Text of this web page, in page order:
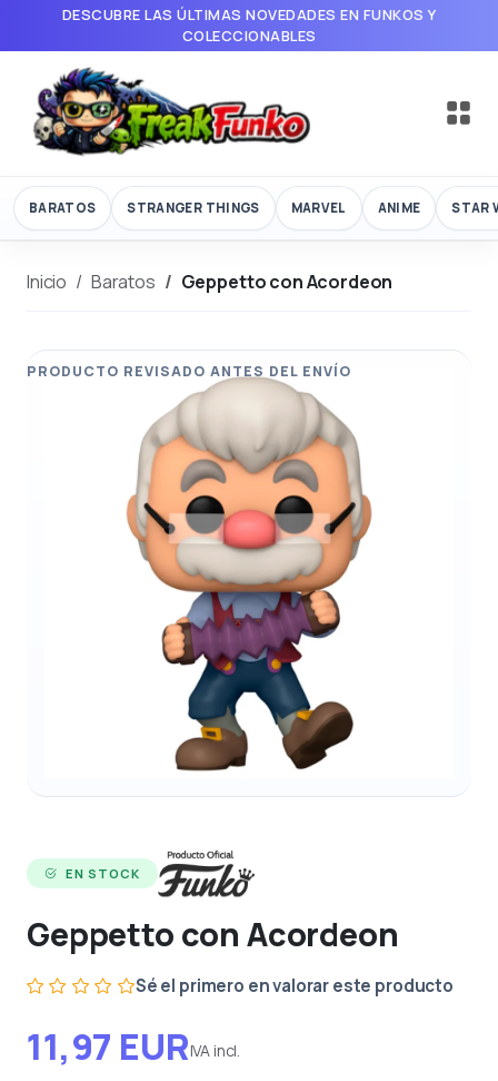
DESCUBRE LAS ÚLTIMAS NOVEDADES EN FUNKOS Y
COLECCIONABLES
BARATOS STRANGER THINGS MARVEL ANIME STAR
Inicio Baratos Geppetto con Acordeon
EN STOCK
Geppetto con Acordeon
Sé el primero en valorar este producto
11,97 EURIVA incl.